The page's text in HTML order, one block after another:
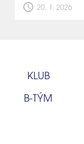
schedule 20. 1. 2026
KLUB
B‑TÝM